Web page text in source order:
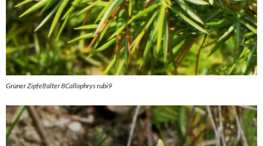
Grüner Zipfelfalter 8Callophrys rubi9